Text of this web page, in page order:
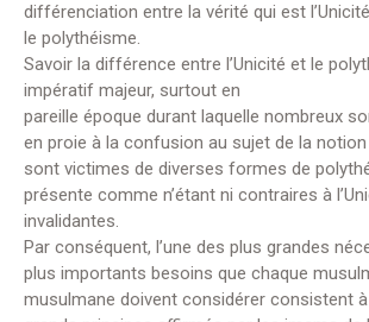
différenciation entre la vérité qui est
le polythéisme.
Savoir la différence entre l’Unicité et le
impératif majeur, surtout en
pareille époque durant laquelle nombreux
en proie à la confusion au sujet de la notion
sont victimes de diverses formes de
présente comme n’étant ni contraires à
invalidantes.
Par conséquent, l’une des plus grandes
plus importants besoins que chaque
musulmane doivent considérer consistent